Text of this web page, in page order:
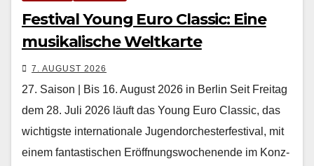
Festival Young Euro Classic: Eine
musikalische Weltkarte
7. AUGUST 2026
27. Saison | Bis 16. August 2026 in Berlin Seit Fre­itag
dem 28. Juli 2026 läuft das Young Euro Clas­sic, das
wichtig­ste inter­na­tionale Ju­gendorchesterfestival, mit
einem fan­tastis­chen Eröff­nungswoch­enende im Konz­